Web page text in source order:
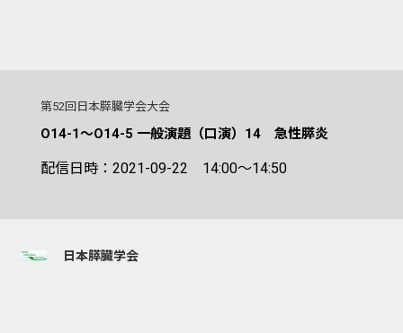
第52回日本膵臓学会大会
O14-1～O14-5 一般演題（口演）14 急性膵炎
配信日時：2021-09-22 14:00～14:50
日本膵臓学会